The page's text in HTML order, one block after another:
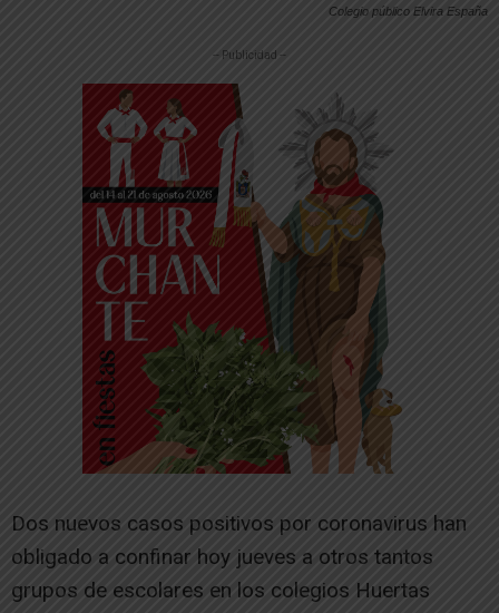
Colegio público Elvira España
-- Publicidad --
Dos nuevos casos positivos por coronavirus han
obligado a confinar hoy jueves a otros tantos
grupos de escolares en los colegios Huertas